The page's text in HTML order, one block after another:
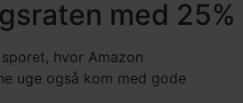
med 25%
hvor Amazon
uge også kom med gode